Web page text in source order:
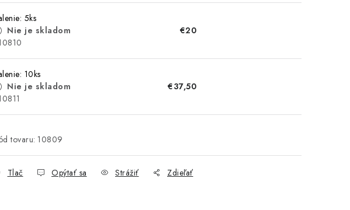
5ks
Nie je skladom
10810
€20
10ks
Nie je skladom
10811
€37,50
tovaru: 10809
Tlač Opýtať sa Strážiť Zdieľať